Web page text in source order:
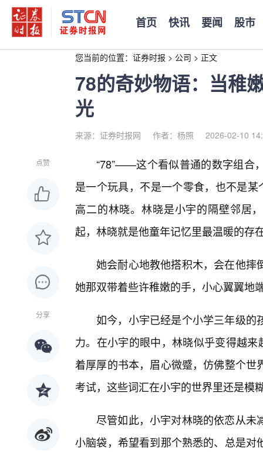
首页 快讯 要闻 股市
您当前的位置： 证券时报 > 公司 > 正文
78的奇妙物语：当稚
光
来源：证券时报网 作者：杨照 2026-02-10
点赞
分享
“78”——这个看似普通的数字组合
是一个玩具，不是一个零食，也不是
高二的林晓。林晓是小宇的隔壁邻居
起，林晓就是他童年记忆里最温暖的存
她会耐心地教他搭积木，会在他摔
她那双带着些许稚嫩的手，小心翼翼地
如今，小宇已经是个小学三年级的
力。在小宇的眼中，林晓似乎变得越
着厚厚的书本，眉心微蹙，仿佛整个
考试，这些词汇在小宇的世界里还是模
尽管如此，小宇对林晓的依恋从未
小脑袋，希望看到那个熟悉的、总是